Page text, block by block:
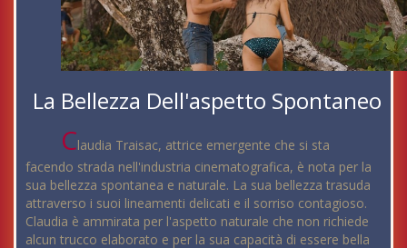
La Bellezza Dell'aspetto Spontaneo
Claudia Traisac, attrice emergente che si sta
facendo strada nell'industria cinematografica, è nota per la
sua bellezza spontanea e naturale. La sua bellezza trasuda
attraverso i suoi lineamenti delicati e il sorriso contagioso.
Claudia è ammirata per l'aspetto naturale che non richiede
alcun trucco elaborato e per la sua capacità di essere bella